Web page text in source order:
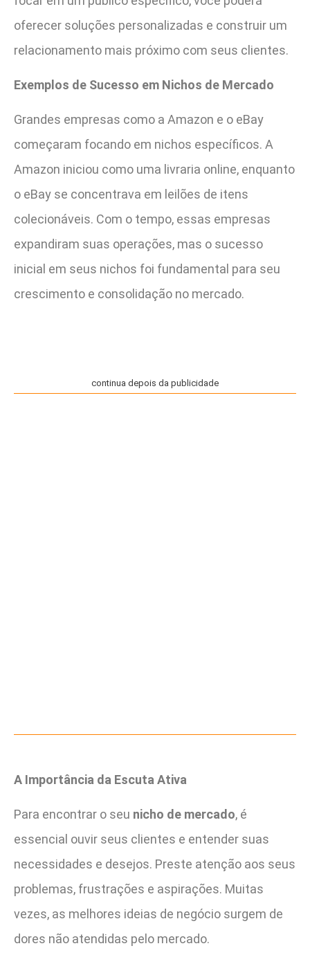
oferecer soluções personalizadas e construir um
relacionamento mais próximo com seus clientes.
Exemplos de Sucesso em Nichos de Mercado
Grandes empresas como a Amazon e o eBay
começaram focando em nichos específicos. A
Amazon iniciou como uma livraria online, enquanto
o eBay se concentrava em leilões de itens
colecionáveis. Com o tempo, essas empresas
expandiram suas operações, mas o sucesso
inicial em seus nichos foi fundamental para seu
crescimento e consolidação no mercado.
continua depois da publicidade
A Importância da Escuta Ativa
Para encontrar o seu nicho de mercado, é
essencial ouvir seus clientes e entender suas
necessidades e desejos. Preste atenção aos seus
problemas, frustrações e aspirações. Muitas
vezes, as melhores ideias de negócio surgem de
dores não atendidas pelo mercado.